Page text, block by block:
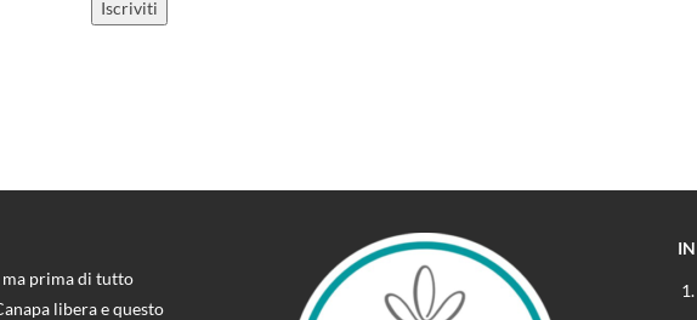
prima di tutto
libera e questo